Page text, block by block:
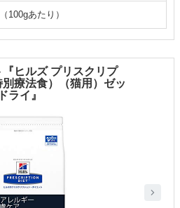
100gあたり）
ヒルズ プリスクリプ
療法食）（猫用）ゼッ
ライ』